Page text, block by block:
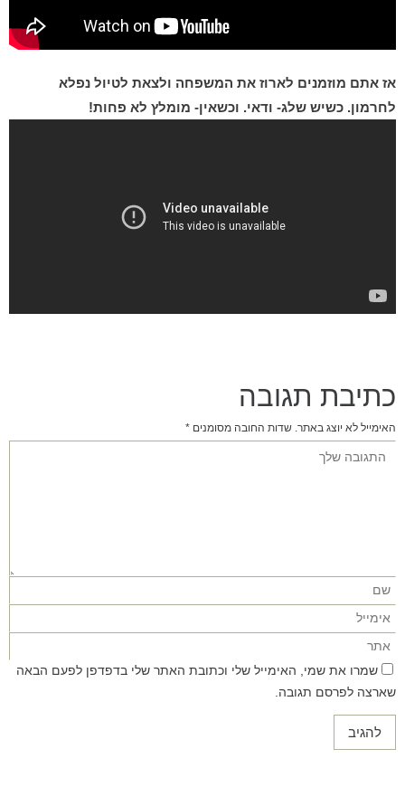
אז אתם מוזמנים לארוז את המשפחה ולצאת לטיול נפלא
לחרמון. כשיש שלג- ודאי. וכשאין- מומלץ לא פחות!
כתיבת תגובה
האימייל לא יוצג באתר. שדות החובה מסומנים *
שמרו את שמי, האימייל שלי וכתובת האתר שלי בדפדפן לפעם הבאה
שארצה לפרסם תגובה.